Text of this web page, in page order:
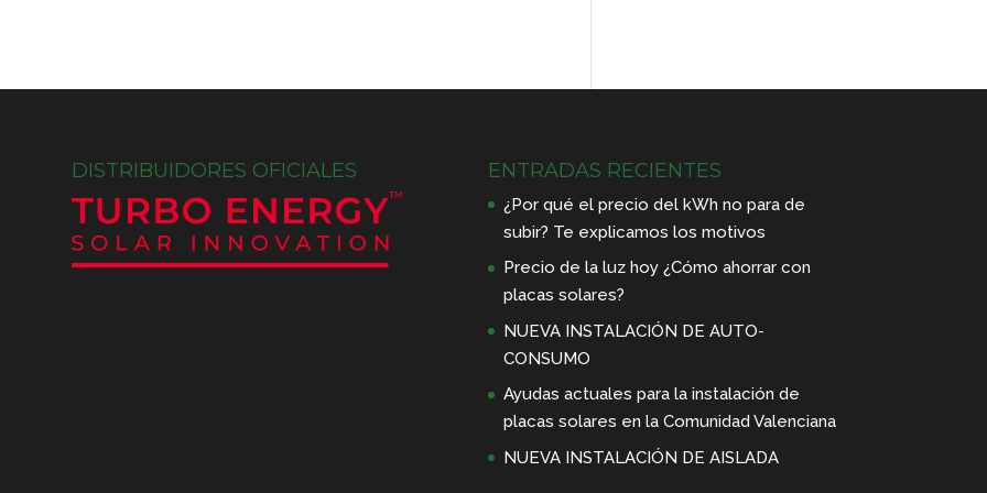
DISTRIBUIDORES OFICIALES ENTRADAS RECIENTES
¿Por qué el precio del kWh no para de
subir? Te explicamos los motivos
Precio de la luz hoy ¿Cómo ahorrar con
placas solares?
NUEVA INSTALACIÓN DE AUTO-
CONSUMO
Ayudas actuales para la instalación de
placas solares en la Comunidad Valenciana
NUEVA INSTALACIÓN DE AISLADA